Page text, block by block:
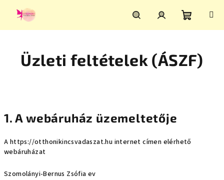
KeresésBejelentkezés
Kosár
Üzleti feltételek (ÁSZF)
1. A webáruház üzemeltetője
A https://otthonikincsvadaszat.hu internet címen elérhető
webáruházat
Szomolányi-Bernus Zsófia ev